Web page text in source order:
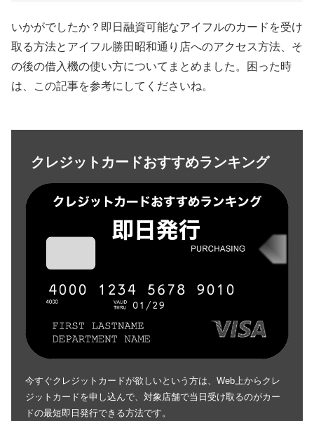
いかがでしたか？即日融資可能なアイフルのカードを受け
取る方法とアイフル勝田昭和通り店へのアクセス方法、そ
の後の借入機の使い方についてまとめました。困った時
は、この記事を参考にしてくださいね。
クレジットカードおすすめランキング
今すぐクレジットカードが欲しいという方は、Web上からクレ
ジットカードを申し込んで、対象店舗で当日受け取るのがカー
ドの最短即日発行できる方法です。